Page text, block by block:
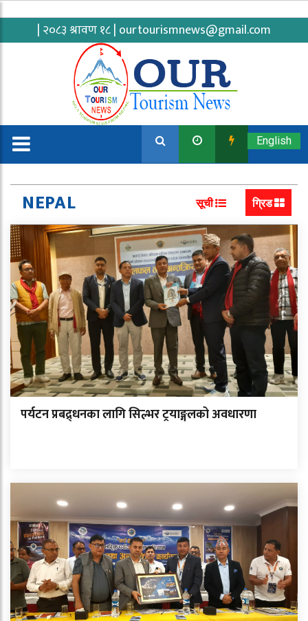
| २०८३ श्रावण १८ | ourtourismnews@gmail.com
English
NEPAL सूची ग्रिड
पर्यटन प्रबद्र्धनका लागि सिल्भर ट्रयाङ्गलको अवधारणा